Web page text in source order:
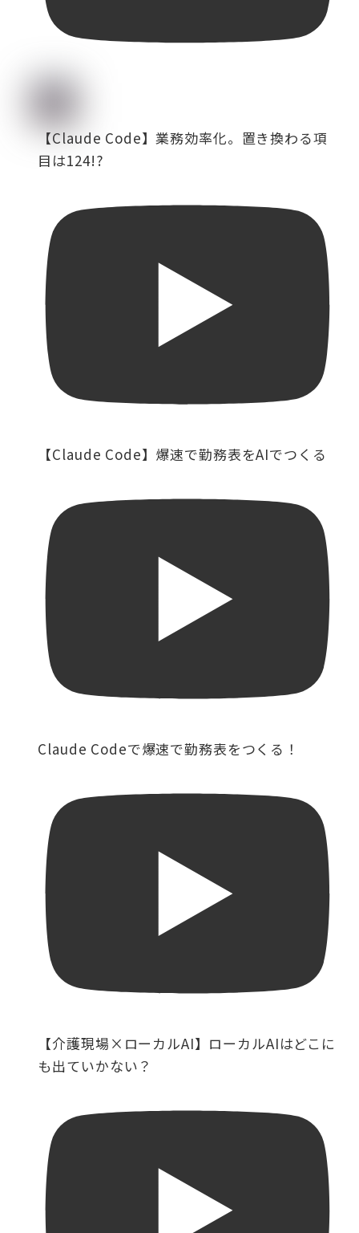
【Claude Code】業務効率化。置き換わる項
目は124!?
【Claude Code】爆速で勤務表をAIでつくる
Claude Codeで爆速で勤務表をつくる！
【介護現場×ローカルAI】ローカルAIはどこに
も出ていかない？